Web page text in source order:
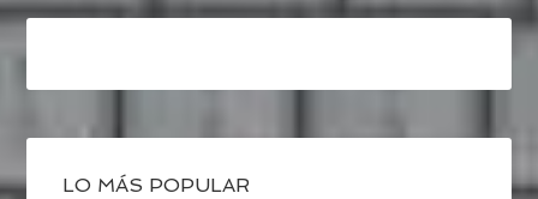
LO MÁS POPULAR